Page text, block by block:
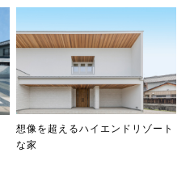
想像を超えるハイエンドリゾート
な家